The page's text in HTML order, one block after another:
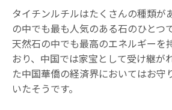
タイチンルチルはたくさんの種類が
の中でも最も人気のある石のひとつで
天然石の中でも最高のエネルギーを
おり、中国では家宝として受け継が
た中国華僑の経済界においてはお守
いたそうです。